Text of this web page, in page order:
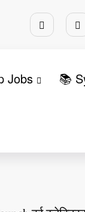
Jobs 📚